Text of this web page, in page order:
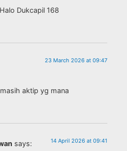
Dukcapil 168
23 March 2026 at 09:47
aktip yg mana
says: 14 April 2026 at 09:41